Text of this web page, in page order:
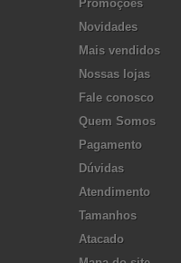
Promoções
Novidades
Mais vendidos
Nossas lojas
Fale conosco
Quem Somos
Pagamento
Dúvidas
Atendimento
Tamanhos
Atacado